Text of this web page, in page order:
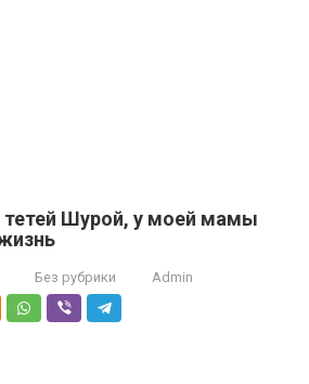
тетей Шурой, у моей мамы
Без рубрики Admin